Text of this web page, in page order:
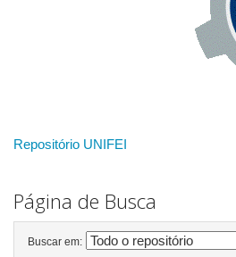
Repositório UNIFEI
Página de Busca
Buscar em: